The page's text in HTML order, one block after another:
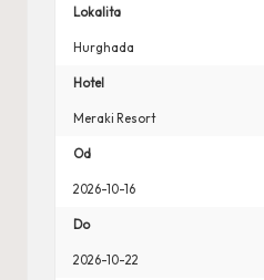
Lokalita
Hurghada
Hotel
Meraki Resort
Od
2026-10-16
Do
2026-10-22